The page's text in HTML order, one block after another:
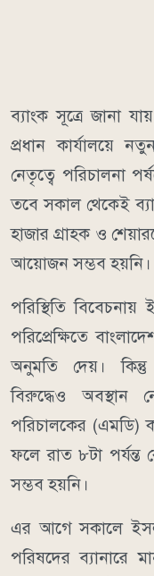
ব্যাংক সূত্রে জানা
প্রধান কার্যালয়ে
নেতৃত্বে পরিচালনা
তবে সকাল থেকেই
হাজার গ্রাহক ও
আয়োজন সম্ভব হয়নি।
পরিস্থিতি
পরিপ্রেক্ষিতে
অনুমতি দেয়।
বিরুদ্ধেও অবস্থান
পরিচালকের (এমডি)
ফলে রাত ৮টা পর্যন্ত
সম্ভব হয়নি।
এর আগে সকালে
পরিষদের ব্যানারে